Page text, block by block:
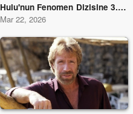
Hulu'nun Fenomen Dizisine 3. Sezon Onayı Geldi
Mar 22, 2026